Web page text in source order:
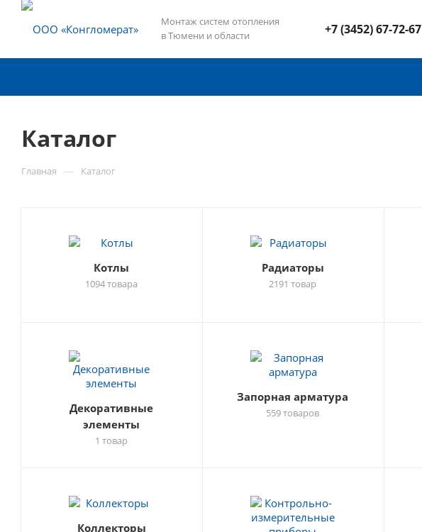
Монтаж систем отопления
в Тюмени и области
+7 (3452) 67-72-67
Каталог
Главная — Каталог
Котлы
1094 товара
Радиаторы
2191 товар
Декоративные
элементы
1 товар
Запорная арматура
559 товаров
Коллекторы